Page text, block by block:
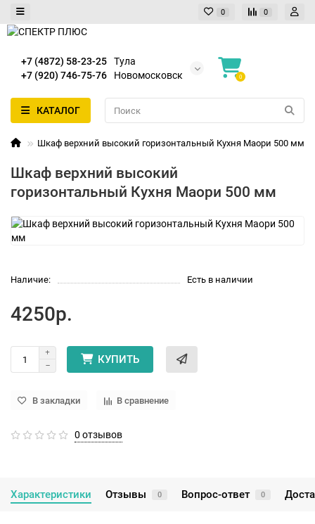
0 0
+7 (4872) 58-23-25
Тула
+7 (920) 746-75-76
Новомосковск 0
КАТАЛОГ
Шкаф верхний высокий горизонтальный Кухня Маори 500 мм
Шкаф верхний высокий
горизонтальный Кухня Маори 500 мм
Наличие: Есть в наличии
4250р.
КУПИТЬ
В закладки В сравнение
0 отзывов
Характеристики Отзывы 0 Вопрос-ответ 0